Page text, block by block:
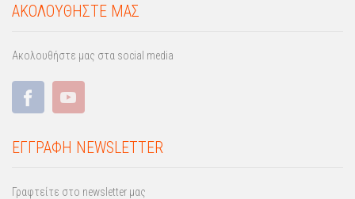
ΑΚΟΛΟΥΘΗΣΤΕ ΜΑΣ
Ακολουθήστε μας στα social media
ΕΓΓΡΑΦΗ NEWSLETTER
Γραφτείτε στο newsletter μας